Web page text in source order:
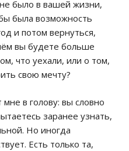
было в вашей жизни,
была возможность
и потом вернуться,
вы будете больше
что уехали, или о том,
свою мечту?
в голову: вы словно
заранее узнать,
Но иногда
Есть только та,